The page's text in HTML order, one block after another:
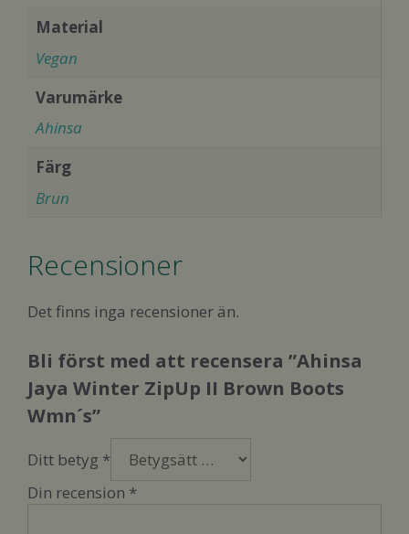
Material
Vegan
Varumärke
Ahinsa
Färg
Brun
Recensioner
Det finns inga recensioner än.
Bli först med att recensera ”Ahinsa
Jaya Winter ZipUp II Brown Boots
Wmn´s”
Ditt betyg *
Din recension *